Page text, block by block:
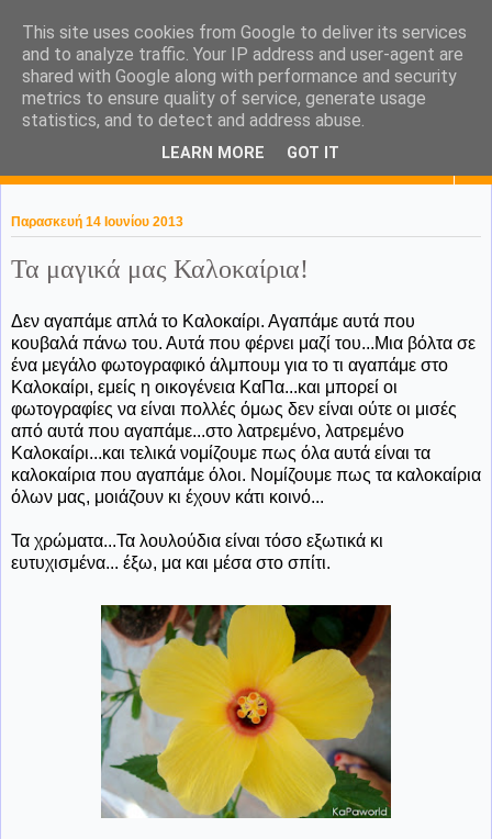
KaPa. Me without you...tea
without a biscuit!
Παρασκευή 14 Ιουνίου 2013
Τα μαγικά μας Καλοκαίρια!
Δεν αγαπάμε απλά το Καλοκαίρι. Αγαπάμε αυτά που
κουβαλά πάνω του. Αυτά που φέρνει μαζί του...Μια βόλτα σε
ένα μεγάλο φωτογραφικό άλμπουμ για το τι αγαπάμε στο
Καλοκαίρι, εμείς η οικογένεια ΚαΠα...και μπορεί οι
φωτογραφίες να είναι πολλές όμως δεν είναι ούτε οι μισές
από αυτά που αγαπάμε...στο λατρεμένο, λατρεμένο
Καλοκαίρι...και τελικά νομίζουμε πως όλα αυτά είναι τα
καλοκαίρια που αγαπάμε όλοι. Νομίζουμε πως τα καλοκαίρια
όλων μας, μοιάζουν κι έχουν κάτι κοινό...
Τα χρώματα...Τα λουλούδια είναι τόσο εξωτικά κι
ευτυχισμένα... έξω, μα και μέσα στο σπίτι.
This site uses cookies from Google to deliver its services
and to analyze traffic. Your IP address and user-agent are
shared with Google along with performance and security
metrics to ensure quality of service, generate usage
statistics, and to detect and address abuse.
LEARN MORE GOT IT